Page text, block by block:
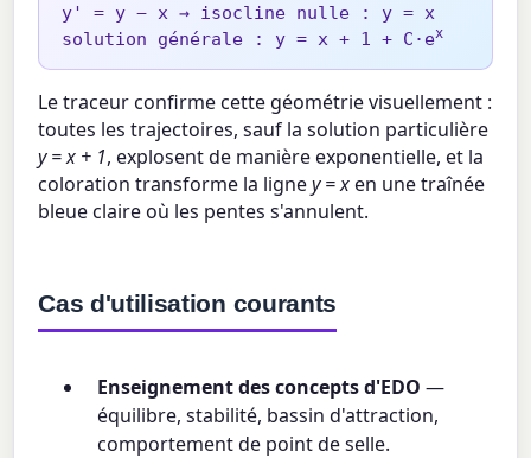
y' = y − x → isocline nulle : y = x
solution générale : y = x + 1 + C·ex
Le traceur confirme cette géométrie visuellement :
toutes les trajectoires, sauf la solution particulière
y = x + 1, explosent de manière exponentielle, et la
coloration transforme la ligney = xen une traînée
bleue claire où les pentes s'annulent.
Cas d'utilisation courants
Enseignement des concepts d'EDO —
équilibre, stabilité, bassin d'attraction,
comportement de point de selle.